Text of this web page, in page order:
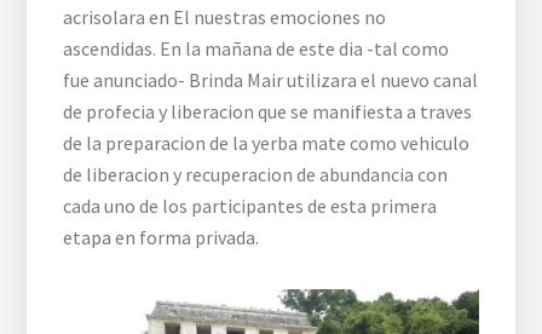
acrisolara en El nuestras emociones no
ascendidas. En la mañana de este dia -tal como
fue anunciado- Brinda Mair utilizara el nuevo canal
de profecia y liberacion que se manifiesta a traves
de la preparacion de la yerba mate como vehiculo
de liberacion y recuperacion de abundancia con
cada uno de los participantes de esta primera
etapa en forma privada.